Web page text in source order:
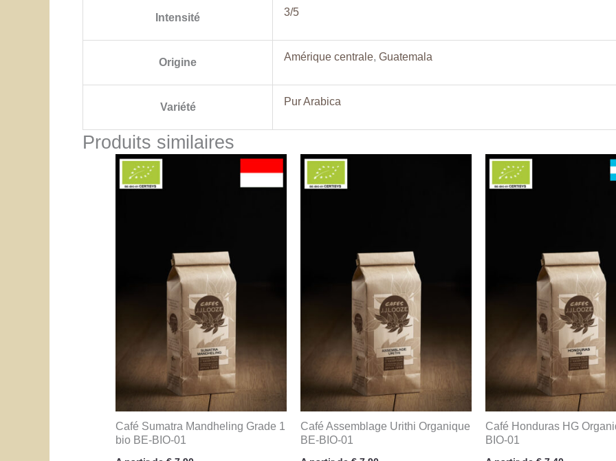
Intensité 3/5
Origine Amérique centrale, Guatemala
Variété Pur Arabica
Produits similaires
Café Sumatra Mandheling Grade 1
bio BE-BIO-01
Café Assemblage Urithi Organique
BE-BIO-01
Café Honduras HG
BIO-01